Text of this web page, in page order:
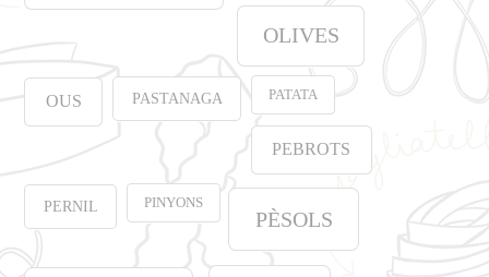
OLIVES
OUS PASTANAGA PATATA
PEBROTS
PERNIL PINYONS
PÈSOLS